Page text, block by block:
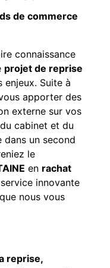
de commerce
connaissance
projet de reprise
Suite à
apporter des
externe sur vos
cabinet et du
dans un second
le
en rachat
innovante
nous vous
reprise,